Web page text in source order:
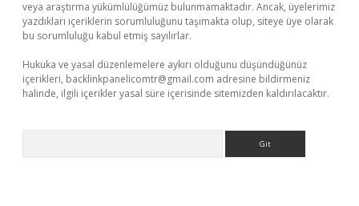
veya araştırma yükümlülüğümüz bulunmamaktadır. Ancak, üyelerimiz
yazdıkları içeriklerin sorumluluğunu taşımakta olup, siteye üye olarak
bu sorumluluğu kabul etmiş sayılırlar.
Hukuka ve yasal düzenlemelere aykırı olduğunu düşündüğünüz
içerikleri, backlinkpanelicomtr@gmail.com adresine bildirmeniz
halinde, ilgili içerikler yasal süre içerisinde sitemizden kaldırılacaktır.